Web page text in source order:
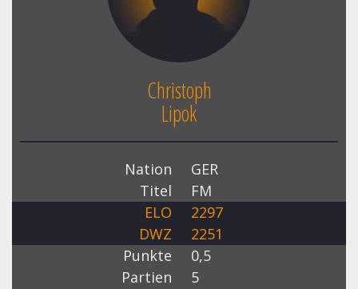
Christoph
Lipok
Nation
GER
Titel
FM
ELO
2297
DWZ
2251
Punkte
0,5
Partien
5